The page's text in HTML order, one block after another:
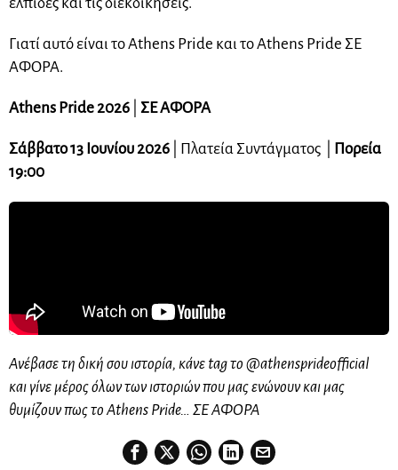
Γιατί αυτό είναι το Athens Pride και το Athens Pride ΣΕ
ΑΦΟΡΑ.
Athens Pride 2026 ΣΕ ΑΦΟΡΑ
Σάββατο 13 Ιουνίου 2026 | Πλατεία Συντάγματος |
Πορεία
19:00
Ανέβασε τη δική σου ιστορία, κάνε tag το @athensprideofficial
και γίνε μέρος όλων των ιστοριών που μας ενώνουν και μας
θυμίζουν πως το Athens Pride… ΣΕ ΑΦΟΡΑ